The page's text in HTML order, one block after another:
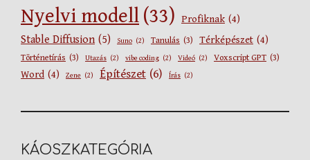
Nyelvi modell (33) Profiknak (4)
Stable Diffusion (5) Suno (2) Tanulás (3) Térképészet (4)
Történetírás (3) Utazás (2) vibe coding (2) Videó (2) Voxscript GPT (3)
Word (4) Zene (2) Építészet (6) Írás (2)
KÁOSZKATEGÓRIA